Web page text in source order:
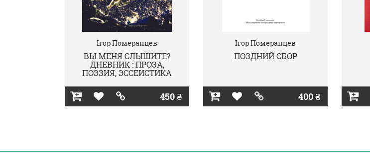
Ігор Померанцев
ВЫ МЕНЯ СЛЫШИТЕ?
ДНЕВНИК : ПРОЗА,
ПОЭЗИЯ, ЭССЕИСТИКА
450 ₴
Ігор Померанцев
ПОЗДНИЙ СБОР
400 ₴